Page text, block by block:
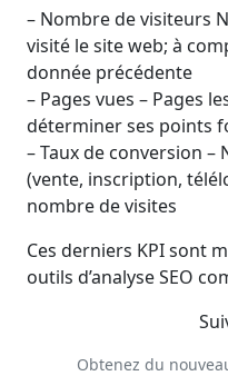
– Nombre de visiteurs
visité le site web; à
donnée précédente
– Pages vues – Pages
déterminer ses points
– Taux de conversion –
(vente, inscription,
nombre de visites
Ces derniers KPI sont
outils d’analyse SEO
Obtenez du